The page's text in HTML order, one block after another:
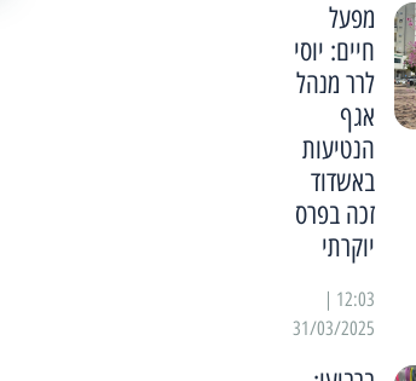
מפעל
חיים: יוסי
לרר מנהל
אגף
הנטיעות
באשדוד
זכה בפרס
יוקרתי
31/03/2025